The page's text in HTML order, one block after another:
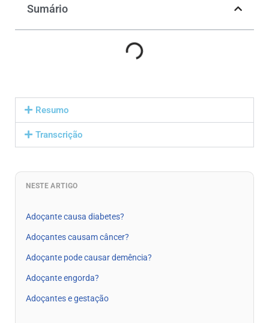
Sumário
Resumo
Transcrição
NESTE ARTIGO
Adoçante causa diabetes?
Adoçantes causam câncer?
Adoçante pode causar demência?
Adoçante engorda?
Adoçantes e gestação